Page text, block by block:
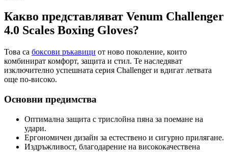
Какво представляват Venum Challenger
4.0 Scales Boxing Gloves?
Това са боксови ръкавици от ново поколение, които
комбинират комфорт, защита и стил. Те наследяват
изключително успешната серия Challenger и вдигат летвата
още по-високо.
Основни предимства
Оптимална защита с трислойна пяна за поемане на
удари.
Ергономичен дизайн за естествено и сигурно прилягане.
Издръжливост, благодарение на висококачествена